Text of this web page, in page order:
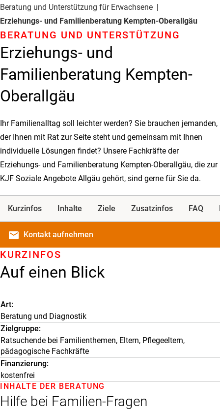
Beratung und Unterstützung für Erwachsene
Erziehungs- und Familienberatung Kempten-Oberallgäu
Erziehungs- und
Familienberatung Kempten-
Oberallgäu
BERATUNG UND UNTER­STÜTZUNG
Ihr Familienalltag soll leichter werden? Sie brauchen jemanden,
der Ihnen mit Rat zur Seite steht und gemeinsam mit Ihnen
individuelle Lösungen findet? Unsere Fachkräfte der
Erziehungs- und Familienberatung Kempten-Oberallgäu, die zur
KJF Soziale Angebote Allgäu gehört, sind gerne für Sie da.
Kurzinfos Inhalte Ziele Zusatzinfos FAQ
email Kontakt aufnehmen
Auf einen Blick
KURZINFOS
Art
Beratung und Diagnostik
Zielgruppe
Ratsuchende bei Familienthemen, Eltern, Pflegeeltern,
pädagogische Fachkräfte
Finanzierung
kostenfrei
Hilfe bei Familien-Fragen
INHALTE DER BERATUNG